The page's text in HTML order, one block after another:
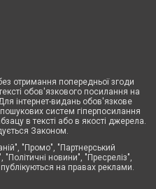
отримання попередньої згоди
обов'язкового посилання на
інтернет-видань обов'язкове
систем гіперпосилання
в тексті або в якості джерела.
Законом.
"Промо", "Партнерський
новини", "Пресреліз",
на правах реклами.